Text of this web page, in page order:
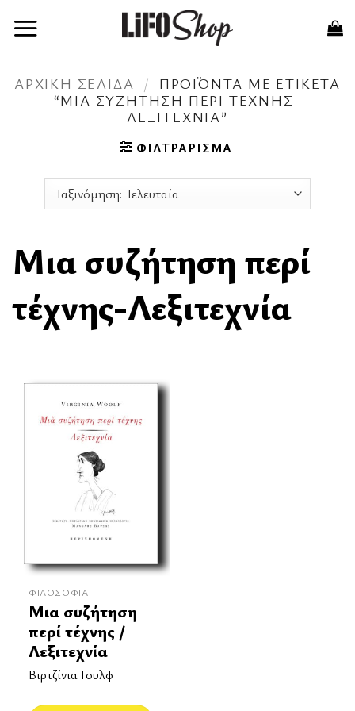
στο
ΑΡΧΙΚΉ ΣΕΛΊΔΑ /
ΠΡΟΪΌΝΤΑ ΜΕ ΕΤΙΚΈΤΑ
“ΜΙΑ ΣΥΖΉΤΗΣΗ ΠΕΡΊ ΤΈΧΝΗΣ-
ΛΕΞΙΤΕΧΝΊΑ”
ΦΙΛΤΡΆΡΙΣΜΑ
Μια συζήτηση περί
τέχνης-Λεξιτεχνία
ΦΙΛΟΣΟΦΊΑ
Μια συζήτηση
περί τέχνης /
Λεξιτεχνία
Βιρτζίνια Γουλφ